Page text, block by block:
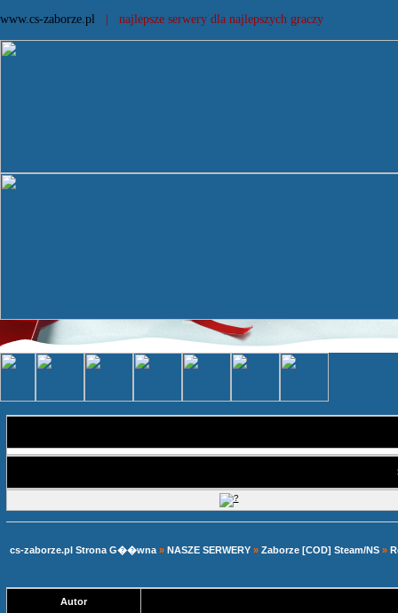
www.cs-zaborze.pl | najlepsze serwery dla najlepszych graczy
cs-zaborze.pl Strona G��wna » NASZE SERWERY » Zaborze [COD] Steam/NS »
Autor